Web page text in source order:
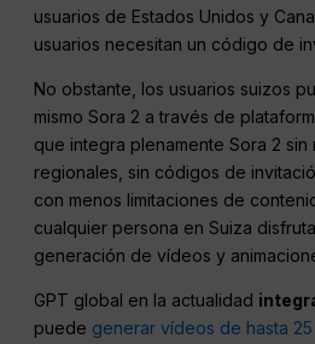
usuarios de Estados Unidos y
usuarios necesitan un código de
No obstante, los usuarios suizos
mismo Sora 2 a través de
que integra plenamente Sora 2 sin
regionales, sin códigos de
con menos limitaciones de
cualquier persona en Suiza
generación de vídeos y
GPT global en la actualidad
puede generar vídeos de hasta